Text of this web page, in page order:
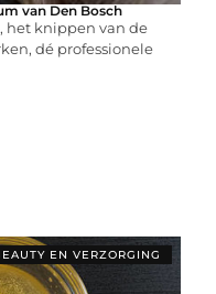
van Den Bosch
het knippen van de
dé professionele
EN VERZORGING